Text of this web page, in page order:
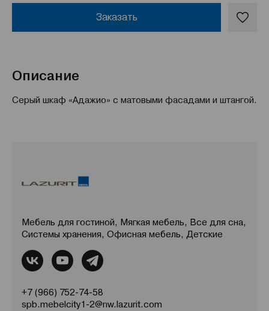
Заказать
Описание
Серый шкаф «Адажио» с матовыми фасадами и штангой.
Мебель для гостиной, Мягкая мебель, Все для сна,
Системы хранения, Офисная мебель, Детские
+7 (966) 752-74-58
spb.mebelcity1-2@nw.lazurit.com